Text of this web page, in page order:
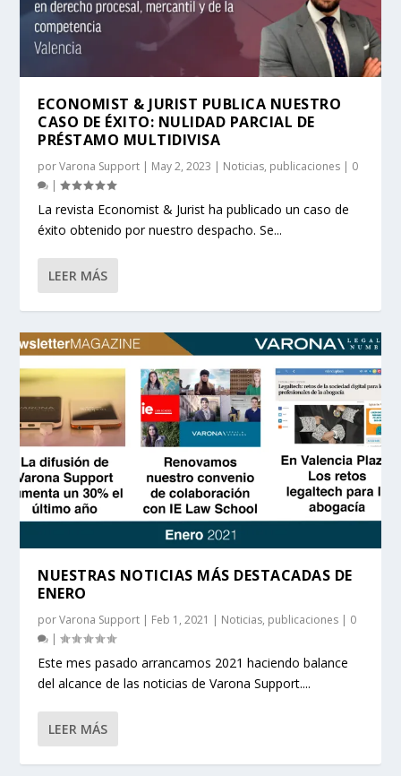
ECONOMIST & JURIST PUBLICA NUESTRO
CASO DE ÉXITO: NULIDAD PARCIAL DE
PRÉSTAMO MULTIDIVISA
porVarona Support | May 2, 2023 | Noticias, publicaciones | 0
|
La revista Economist & Jurist ha publicado un caso de
éxito obtenido por nuestro despacho. Se...
LEER MÁS
NUESTRAS NOTICIAS MÁS DESTACADAS DE
ENERO
porVarona Support | Feb 1, 2021 | Noticias, publicaciones | 0
|
Este mes pasado arrancamos 2021 haciendo balance
del alcance de las noticias de Varona Support....
LEER MÁS